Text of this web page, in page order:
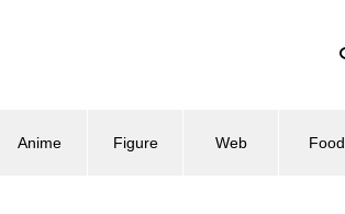
Anime Figure Web Food